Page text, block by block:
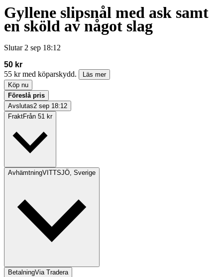
Gyllene slipsnål med ask samt
en sköld av något slag
Slutar 2 sep 18:12
50 kr
55 kr med köparskydd.
Läs mer
Köp nu
Föreslå pris
Avslutas2 sep 18:12
FraktFrån 51 kr
AvhämtningVITTSJÖ, Sverige
BetalningVia Tradera